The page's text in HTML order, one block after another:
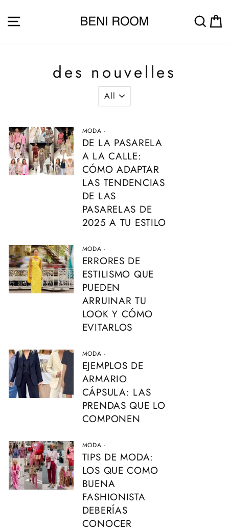
au
contenu
NAVIGATION
des nouvelles
MODA ·
DE LA PASARELA
A LA CALLE:
CÓMO ADAPTAR
LAS TENDENCIAS
DE LAS
PASARELAS DE
2025 A TU ESTILO
MODA ·
ERRORES DE
ESTILISMO QUE
PUEDEN
ARRUINAR TU
LOOK Y CÓMO
EVITARLOS
MODA ·
EJEMPLOS DE
ARMARIO
CÁPSULA: LAS
PRENDAS QUE LO
COMPONEN
MODA ·
TIPS DE MODA:
LOS QUE COMO
BUENA
FASHIONISTA
DEBERÍAS
CONOCER